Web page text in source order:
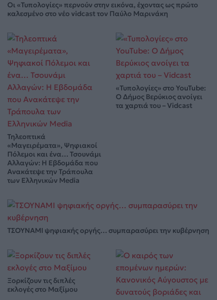
Οι «Τυπολογίες» περνούν στην εικόνα, έχοντας ως πρώτο
καλεσμένο στο νέο vidcast τον Παύλο Μαρινάκη
Τηλεοπτικά
«Μαγειρέματα», Ψηφιακοί
Πόλεμοι και ένα… Τσουνάμι
Αλλαγών: Η Εβδομάδα που
Ανακάτεψε την Τράπουλα
των Ελληνικών Media
«Τυπολογίες» στο YouTube:
Ο Δήμος Βερύκιος ανοίγει
τα χαρτιά του – Vidcast
ΤΣΟΥΝΑΜΙ ψηφιακής οργής… συμπαρασύρει την κυβέρνηση
Ξορκίζουν τις διπλές
εκλογές στο Μαξίμου